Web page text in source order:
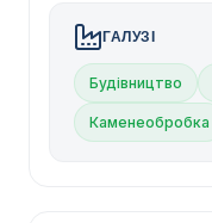
ГАЛУЗІ
Будівництво
Каменеобробка